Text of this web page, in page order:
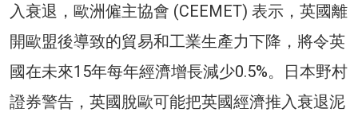
入衰退，歐洲僱主協會 (CEEMET) 表示，英國離
開歐盟後導致的貿易和工業生產力下降，將令英
國在未來15年每年經濟增長減少0.5%。日本野村
證券警告，英國脫歐可能把英國經濟推入衰退泥